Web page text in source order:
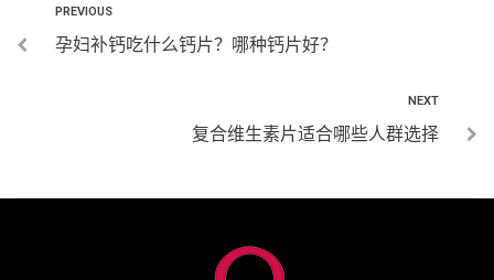
PREVIOUS
孕妇补钙吃什么钙片？哪种钙片好？
NEXT
复合维生素片适合哪些人群选择